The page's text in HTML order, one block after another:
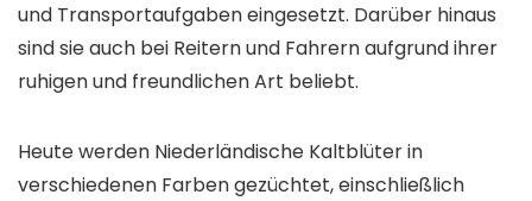
und Transportaufgaben eingesetzt. Darüber hinaus
sind sie auch bei Reitern und Fahrern aufgrund ihrer
ruhigen und freundlichen Art beliebt.
Heute werden Niederländische Kaltblüter in
verschiedenen Farben gezüchtet, einschließlich